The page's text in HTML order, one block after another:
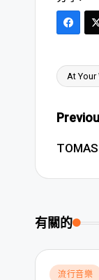
Tags:
At Your
Post
有關的
Posted
流行音樂